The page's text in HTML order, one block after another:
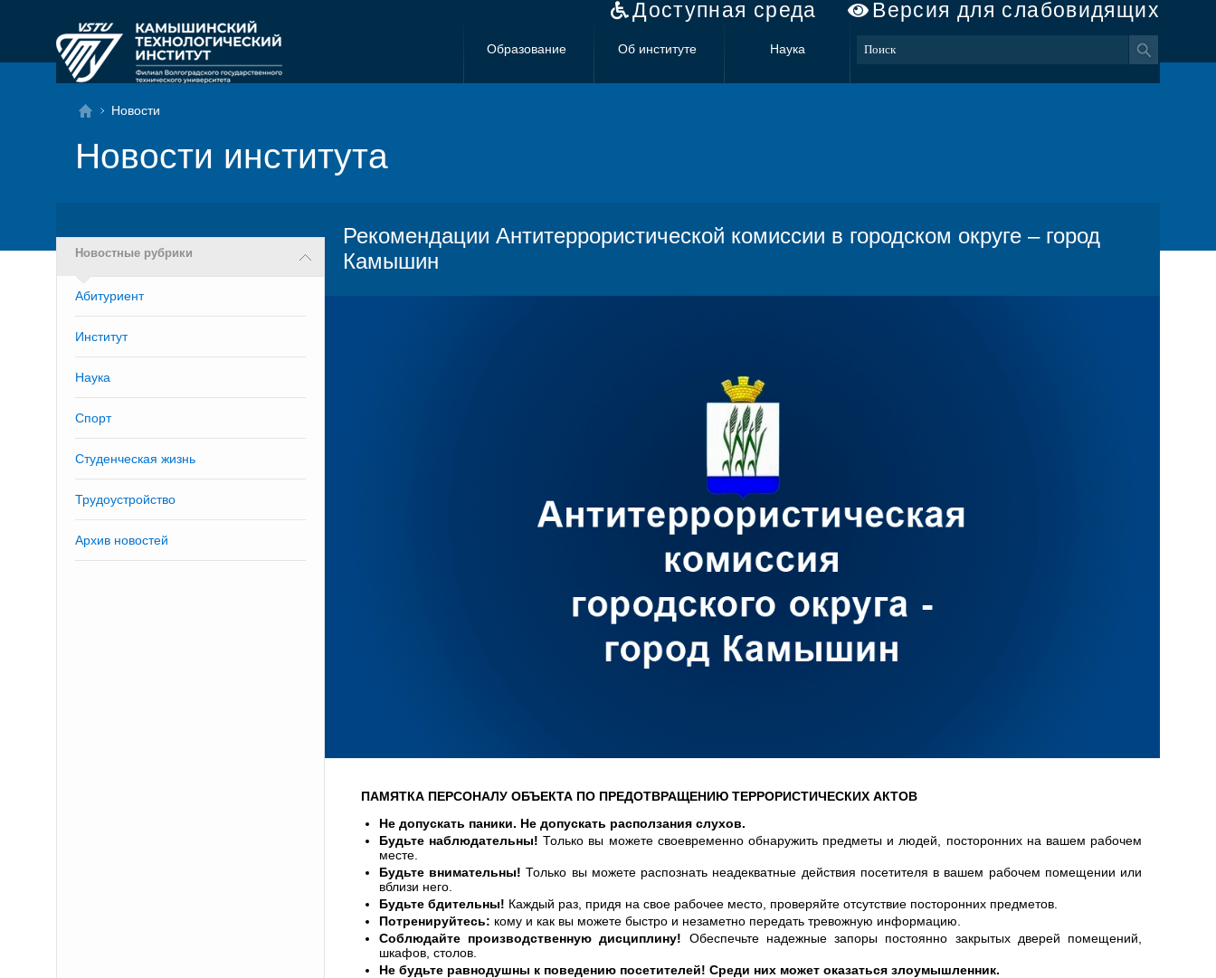
Доступная среда Версия для слабовидящих
Образование Об институте Наука
Новости
Новости института
Новостные рубрики
Абитуриент
Институт
Наука
Спорт
Студенческая жизнь
Трудоустройство
Архив новостей
Рекомендации Антитеррористической комиссии в городском округе – город
Камышин
ПАМЯТКА ПЕРСОНАЛУ ОБЪЕКТА ПО ПРЕДОТВРАЩЕНИЮ ТЕРРОРИСТИЧЕСКИХ АКТОВ
Не допускать паники. Не допускать расползания слухов.
Будьте наблюдательны!Только вы можете своевременно обнаружить предметы и людей, посторонних на вашем рабочем
месте.
Будьте внимательны!Только вы можете распознать неадекватные действия посетителя в вашем рабочем помещении или
вблизи него.
Будьте бдительны! Каждый раз, придя на свое рабочее место, проверяйте отсутствие посторонних предметов.
Потренируйтесь: кому и как вы можете быстро и незаметно передать тревожную информацию.
Соблюдайте производственную дисциплину! Обеспечьте надежные запоры постоянно закрытых дверей помещений,
шкафов, столов.
Не будьте равнодушны к поведению посетителей! Среди них может оказаться злоумышленник.